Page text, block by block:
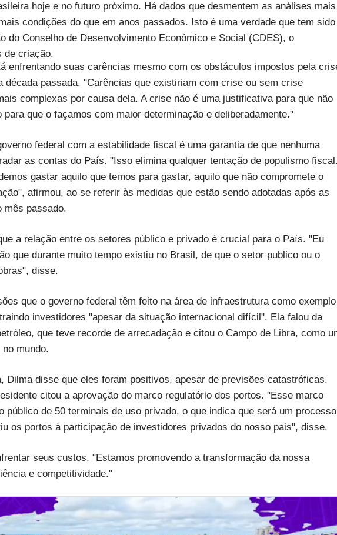
hoje e no futuro próximo. Há dados que desmentem as análises mais
condições do que em anos passados. Isto é uma verdade que tem sido
do Conselho de Desenvolvimento Econômico e Social (CDES), o
de criação.
enfrentando suas carências mesmo com os obstáculos impostos pela
década passada. "Carências que existiriam com crise ou sem crise
complexas por causa dela. A crise não é uma justificativa para que não
que o façamos com maior determinação e deliberadamente."
federal com a estabilidade fiscal é uma garantia de que nenhuma
as contas do País. "Isso elimina qualquer tentação de populismo fiscal.
gastar aquilo que temos para gastar, aquilo que não compromete o
afirmou, ao se referir às medidas que estão sendo adotadas após as
mês passado.
a relação entre os setores público e privado é crucial para o País. "Eu
que durante muito tempo existiu no Brasil, de que o setor publico ou o
disse.
que o governo federal têm feito na área de infraestrutura como exemplo
investidores "apesar da situação internacional difícil". Ela falou da
que teve recorde de arrecadação e citou o Campo de Libra, como
mundo.
Dilma disse que eles foram positivos, apesar de previsões catastróficas.
citou a aprovação do marco regulatório dos portos. "Esse marco
público de 50 terminais de uso privado, o que indica que será um processo
os portos à participação de investidores privados do nosso pais", disse.
seus custos. "Estamos promovendo a transformação da nossa
e competitividade."